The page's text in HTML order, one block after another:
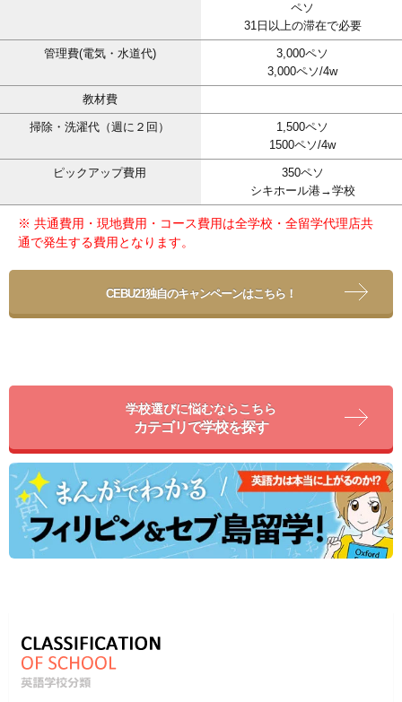
ペソ
31日以上の滞在で必要
管理費(電気・水道代)
3,000ペソ
3,000ペソ/4w
教材費
掃除・洗濯代（週に２回）
1,500ペソ
1500ペソ/4w
ピックアップ費用
350ペソ
シキホール港→学校
※ 共通費用・現地費用・コース費用は全学校・全留学代理店共
通で発生する費用となります。
CEBU21独自のキャンペーンはこちら！
学校選びに悩むならこちら
カテゴリで学校を探す